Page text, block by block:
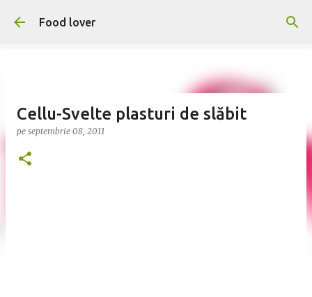
Treceți la conținutul principal
Food lover
Cellu-Svelte plasturi de slăbit
pe septembrie 08, 2011